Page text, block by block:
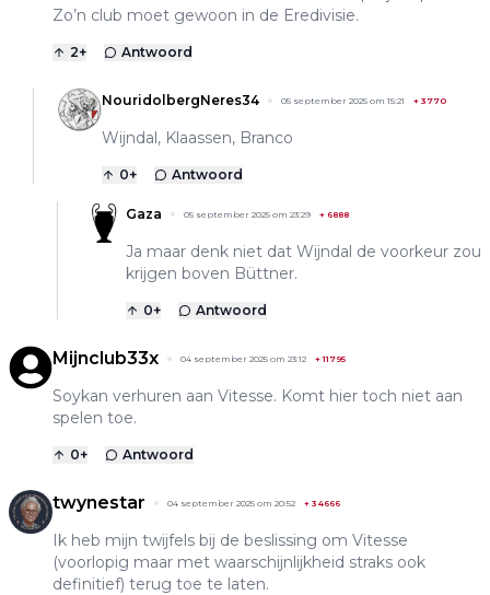
Zo’n club moet gewoon in de Eredivisie.
2+ Antwoord
NouridolbergNeres34 05 september 2025 om 15:21 + 3770
Wijndal, Klaassen, Branco
0+ Antwoord
Gaza 05 september 2025 om 23:29 + 6888
Ja maar denk niet dat Wijndal de voorkeur zou
krijgen boven Büttner.
0+ Antwoord
Mijnclub33x 04 september 2025 om 23:12 +11795
Soykan verhuren aan Vitesse. Komt hier toch niet aan
spelen toe.
0+ Antwoord
twynestar 04 september 2025 om 20:52 + 34666
Ik heb mijn twijfels bij de beslissing om Vitesse
(voorlopig maar met waarschijnlijkheid straks ook
definitief) terug toe te laten.